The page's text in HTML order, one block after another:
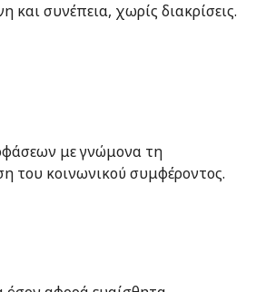
και συνέπεια, χωρίς διακρίσεις.
με γνώμονα τη
του κοινωνικού συμφέροντος.